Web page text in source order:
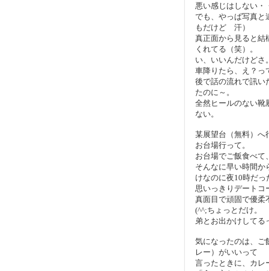
悪い感じはしない・
でも、やっぱ写真と
もだけど 汗）
真正面から見ると結
くれてる（笑）。
い、いいんだけどさ
車降りたら、え？っ
後で話の流れで訊い
たのに～。
全然ヒールのない靴
ない。
某展望台（無料）へ
お台場行って。
お台場でご飯食べて
そんなに早い時間か
けなのに夜10時だっ
思いっきりデートコ
真面目で頑固で優柔
(^^;ちょっとだけ。
弟とお出かけしてる
気になったのは、ご
レー）がいいって
言ったときに、カレ